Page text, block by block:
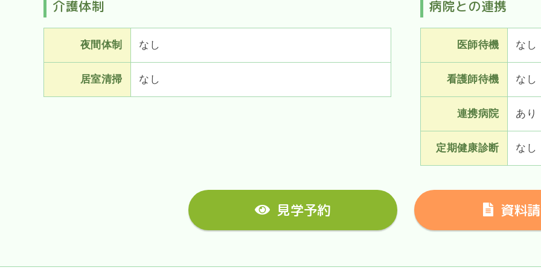
介護体制
夜間体制 なし
居室清掃 なし
病院との連携
医師待機 なし
看護師待機 なし
連携病院 あり
定期健康診断 なし
見学予約 資料